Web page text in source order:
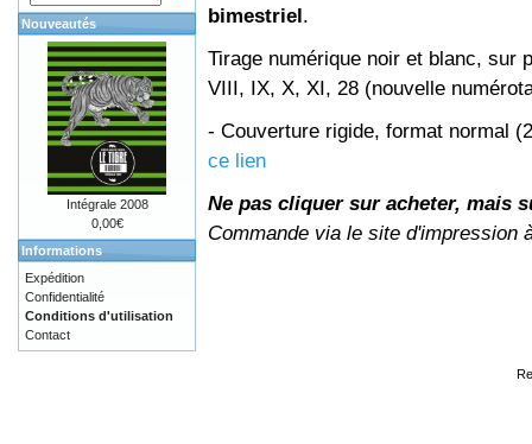
bimestriel.
Tirage numérique noir et blanc, sur
VIII, IX, X, XI, 28 (nouvelle
- Couverture rigide, format normal
ce lien
Ne pas cliquer sur acheter, mais
Commande via le site d'impression
Nouveautés
Intégrale 2008
0,00€
Informations
Expédition
Confidentialité
Conditions d'utilisation
Contact